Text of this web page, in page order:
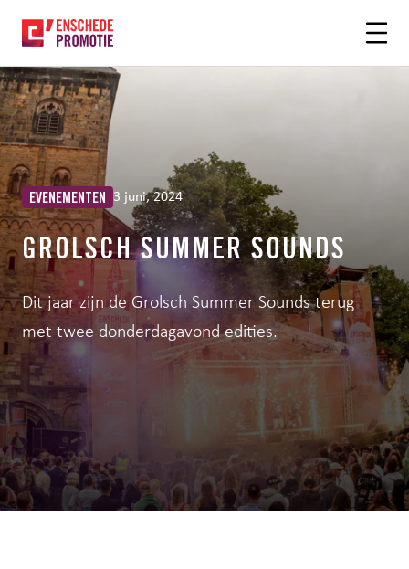
EVENEMENTEN 3 juni, 2024
GROLSCH SUMMER SOUNDS
Dit jaar zijn de Grolsch Summer Sounds terug
met twee donderdagavond edities.